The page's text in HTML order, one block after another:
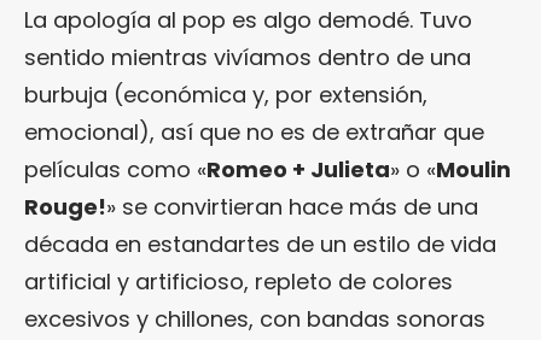
La apología al pop es algo demodé. Tuvo
sentido mientras vivíamos dentro de una
burbuja (económica y, por extensión,
emocional), así que no es de extrañar que
películas como «Romeo + Julieta» o «Moulin
Rouge!» se convirtieran hace más de una
década en estandartes de un estilo de vida
artificial y artificioso, repleto de colores
excesivos y chillones, con bandas sonoras